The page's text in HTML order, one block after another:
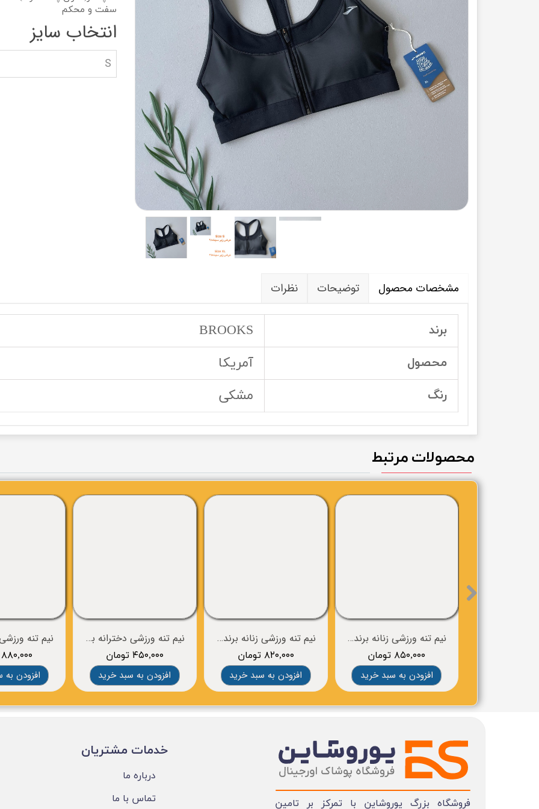
ست لباس مردانه ژاکت زنانه
مایو و گن
سرهم و تولوم
ست لباس زنانه
کیف و کفش
کاپشن زنانه
سویشرت بلوز هودی
کاپشن بچه گانه
جوراب دستکش
کیف و کفش
سفت و محکم
انتخاب سایز
S
مشخصات محصول توضیحات نظرات
برند BROOKS
محصول آمریکا
رنگ مشکی
۸۸۰,۰۰۰ تومان
افزودن
نیم تنه ورزشی دخترانه برند NIKE
۴۵۰,۰۰۰ تومان
افزودن به سبد خرید
نیم تنه ورزشی زنانه برند BROOKS
۸۲۰,۰۰۰ تومان
افزودن به سبد خرید
نیم تنه ورزشی زنانه برند BROOKS
۸۵۰,۰۰۰ تومان
افزودن به سبد خرید
محصولات مرتبط
فروشگاه بزرگ یوروشاین با تمرکز بر تامین
​خدمات مشتریان
درباره ما
تماس با ما